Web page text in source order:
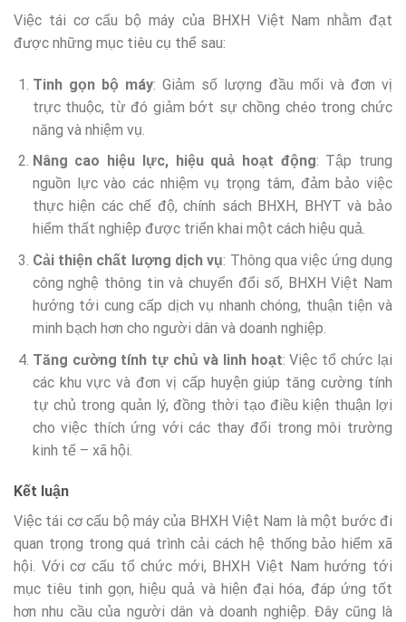
Việc tái cơ cấu bộ máy của BHXH Việt Nam nhằm đạt
được những mục tiêu cụ thể sau:
Tinh gọn bộ máy: Giảm số lượng đầu mối và đơn vị
trực thuộc, từ đó giảm bớt sự chồng chéo trong chức
năng và nhiệm vụ.
Nâng cao hiệu lực, hiệu quả hoạt động: Tập trung
nguồn lực vào các nhiệm vụ trọng tâm, đảm bảo việc
thực hiện các chế độ, chính sách BHXH, BHYT và bảo
hiểm thất nghiệp được triển khai một cách hiệu quả.
Cải thiện chất lượng dịch vụ: Thông qua việc ứng dụng
công nghệ thông tin và chuyển đổi số, BHXH Việt Nam
hướng tới cung cấp dịch vụ nhanh chóng, thuận tiện và
minh bạch hơn cho người dân và doanh nghiệp.
Tăng cường tính tự chủ và linh hoạt: Việc tổ chức lại
các khu vực và đơn vị cấp huyện giúp tăng cường tính
tự chủ trong quản lý, đồng thời tạo điều kiện thuận lợi
cho việc thích ứng với các thay đổi trong môi trường
kinh tế – xã hội.
Kết luận
Việc tái cơ cấu bộ máy của BHXH Việt Nam là một bước đi
quan trọng trong quá trình cải cách hệ thống bảo hiểm xã
hội. Với cơ cấu tổ chức mới, BHXH Việt Nam hướng tới
mục tiêu tinh gọn, hiệu quả và hiện đại hóa, đáp ứng tốt
hơn nhu cầu của người dân và doanh nghiệp. Đây cũng là